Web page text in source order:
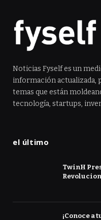
Noticias Fyself es un
información actualizada,
temas que están
tecnología, startups,
el último
TwinH
¡Conoce a